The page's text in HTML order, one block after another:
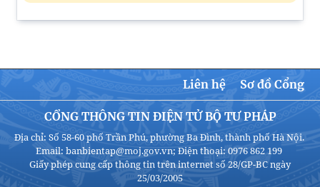
Liên hệ Sơ đồ Cổng
CỔNG THÔNG TIN ĐIỆN TỬ BỘ TƯ PHÁP
Địa chỉ: Số 58-60 phố Trần Phú, phường Ba Đình, thành phố Hà Nội.
Email: banbientap@moj.gov.vn; Điện thoại: 0976 862 199
Giấy phép cung cấp thông tin trên internet số 28/GP-BC ngày
25/03/2005